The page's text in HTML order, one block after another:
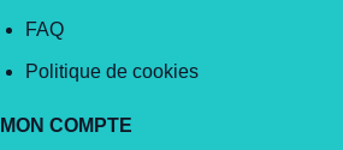
FAQ
Politique de cookies
MON COMPTE